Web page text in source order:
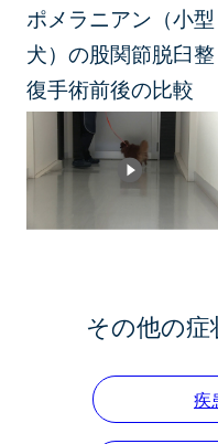
ポメラニアン（小型
犬）の股関節脱臼整
復手術前後の比較
その他の症
疾